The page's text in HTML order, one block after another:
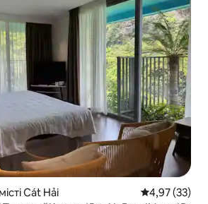
Cát Hải Середня
4,97 (33)